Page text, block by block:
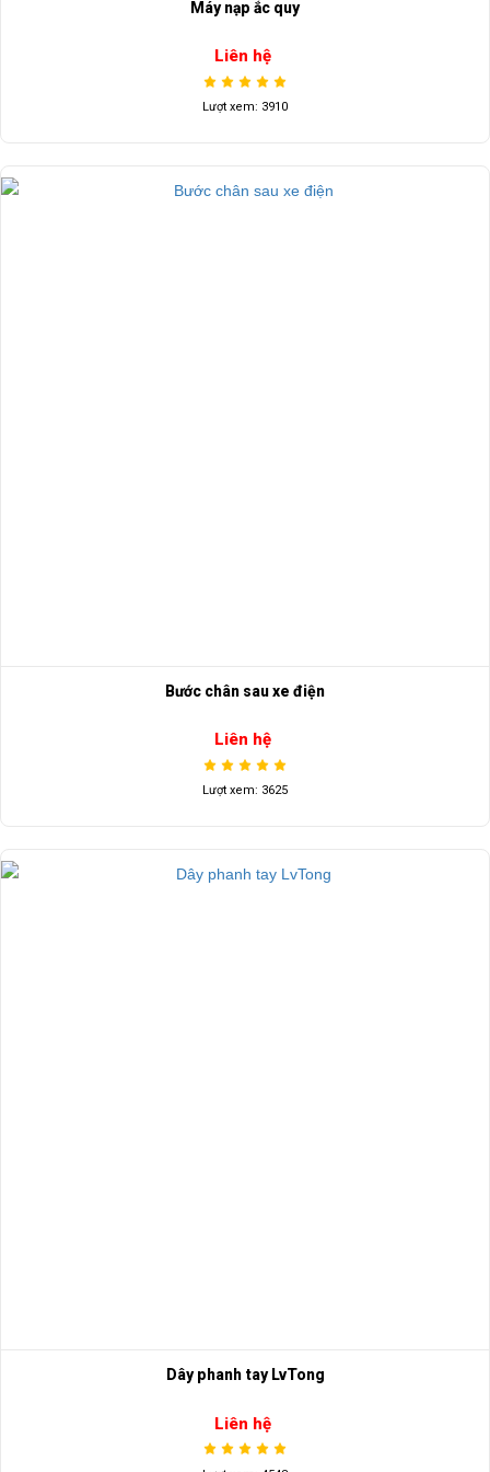
Máy nạp ắc quy
Liên hệ
Lượt xem: 3910
Bước chân sau xe điện
Liên hệ
Lượt xem: 3625
Dây phanh tay LvTong
Liên hệ